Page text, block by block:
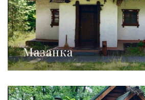
Мазанка